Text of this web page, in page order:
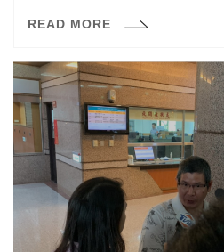
容，進行證據調查順序的排列。
READ MORE